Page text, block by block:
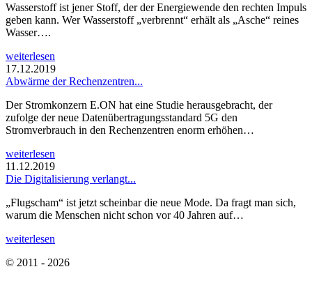
Wasserstoff ist jener Stoff, der der Energiewende den rechten Impuls
geben kann. Wer Wasserstoff „verbrennt“ erhält als „Asche“ reines
Wasser….
weiterlesen
17.12.2019
Abwärme der Rechenzentren...
Der Stromkonzern E.ON hat eine Studie herausgebracht, der
zufolge der neue Datenübertragungsstandard 5G den
Stromverbrauch in den Rechenzentren enorm erhöhen…
weiterlesen
11.12.2019
Die Digitalisierung verlangt...
„Flugscham“ ist jetzt scheinbar die neue Mode. Da fragt man sich,
warum die Menschen nicht schon vor 40 Jahren auf…
weiterlesen
© 2011 - 2026